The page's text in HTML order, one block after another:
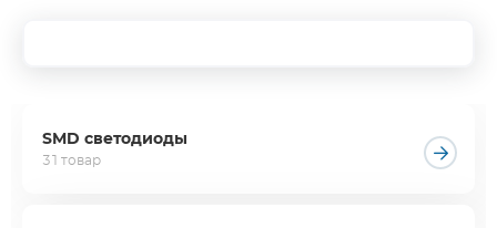
SMD светодиоды
31 товар